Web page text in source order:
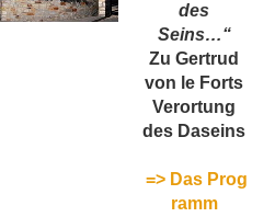
des
Seins…“
Zu Gertrud
von le Forts
Verortung
des Daseins
=> Das Prog
ramm